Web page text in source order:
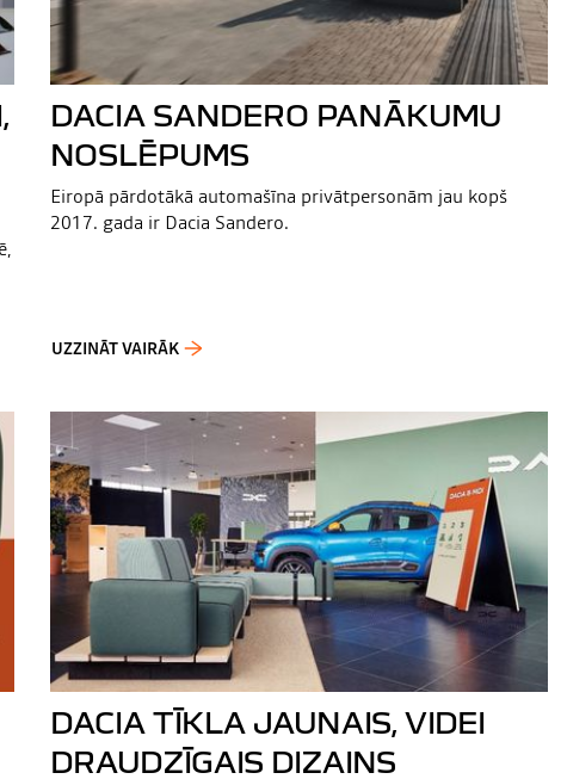
DACIA SANDERO PANĀKUMU
NOSLĒPUMS
Eiropā pārdotākā automašīna privātpersonām jau kopš
2017. gada ir Dacia Sandero.
UZZINĀT VAIRĀK
DACIA TĪKLA JAUNAIS, VIDEI
DRAUDZĪGAIS DIZAINS